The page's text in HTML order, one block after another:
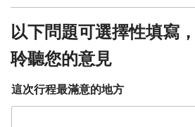
以下問題可選擇性填寫
聆聽您的意見
這次行程最滿意的地方